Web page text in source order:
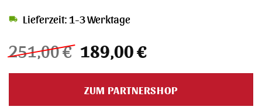
251,00€ Ursprünglicher
Preis
war:
251,00 €
189,00€Aktueller
ist:
189,00 €.
Lieferzeit: 1-3 Werktage
ZUM PARTNERSHOP